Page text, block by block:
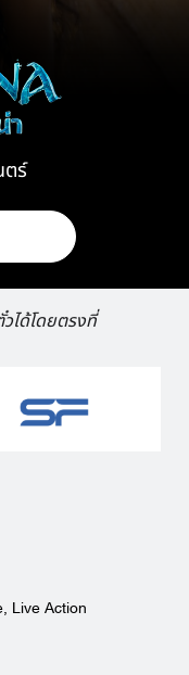
ตร์
ได้โดยตรงที่
Live Action